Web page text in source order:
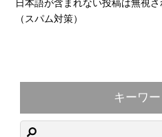
日本語が含まれない投稿は無視
（スパム対策）
キーワ